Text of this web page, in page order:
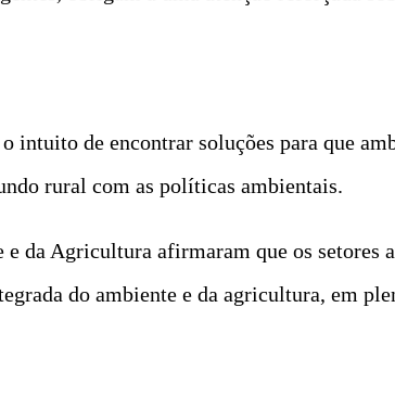
intuito de encontrar soluções para que
rural com as políticas ambientais.
da Agricultura afirmaram que os setores
do ambiente e da agricultura, em